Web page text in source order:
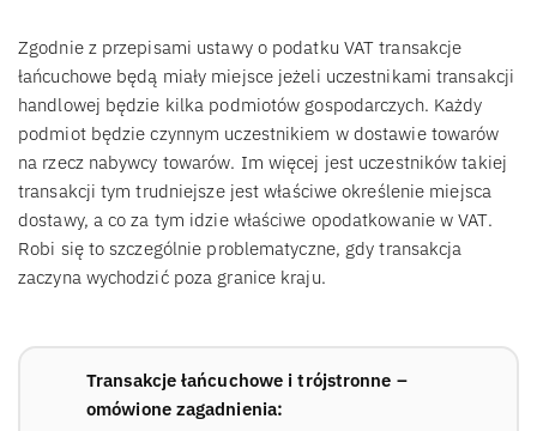
Zgodnie z przepisami ustawy o podatku VAT transakcje
łańcuchowe będą miały miejsce jeżeli uczestnikami transakcji
handlowej będzie kilka podmiotów gospodarczych. Każdy
podmiot będzie czynnym uczestnikiem w dostawie towarów
na rzecz nabywcy towarów. Im więcej jest uczestników takiej
transakcji tym trudniejsze jest właściwe określenie miejsca
dostawy, a co za tym idzie właściwe opodatkowanie w VAT.
Robi się to szczególnie problematyczne, gdy transakcja
zaczyna wychodzić poza granice kraju.
Transakcje łańcuchowe i trójstronne –
omówione zagadnienia: